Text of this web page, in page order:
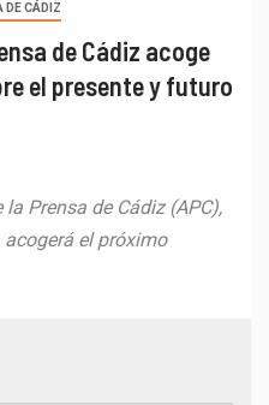
DE CÁDIZ
de Cádiz acoge
el presente y futuro
Prensa de Cádiz (APC),
el próximo